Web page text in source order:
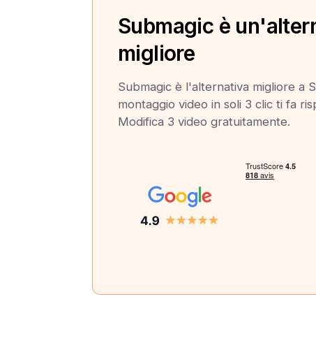
Submagic è
migliore
Submagic è l'alternativa migliore a
montaggio video in soli 3 clic ti fa
Modifica 3 video gratuitamente.